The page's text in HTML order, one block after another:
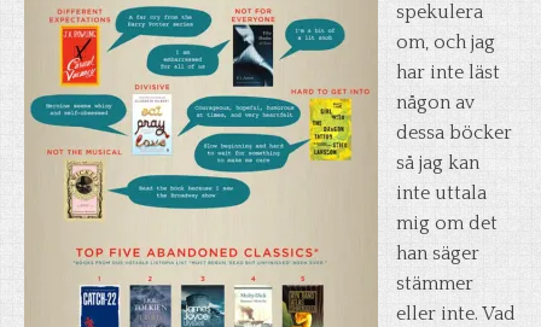
spekulera
om, och jag
har inte läst
någon av
dessa böcker
så jag kan
inte uttala
mig om det
han säger
stämmer
eller inte. Vad